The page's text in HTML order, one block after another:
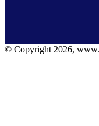
© Copyright 2026,